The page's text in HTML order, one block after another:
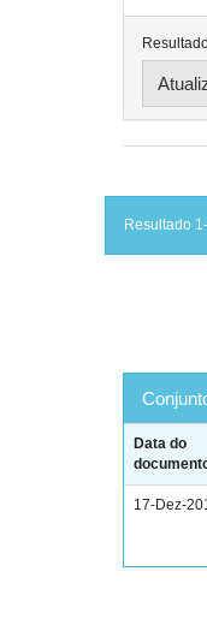
Resultado
Data do
17-Dez-